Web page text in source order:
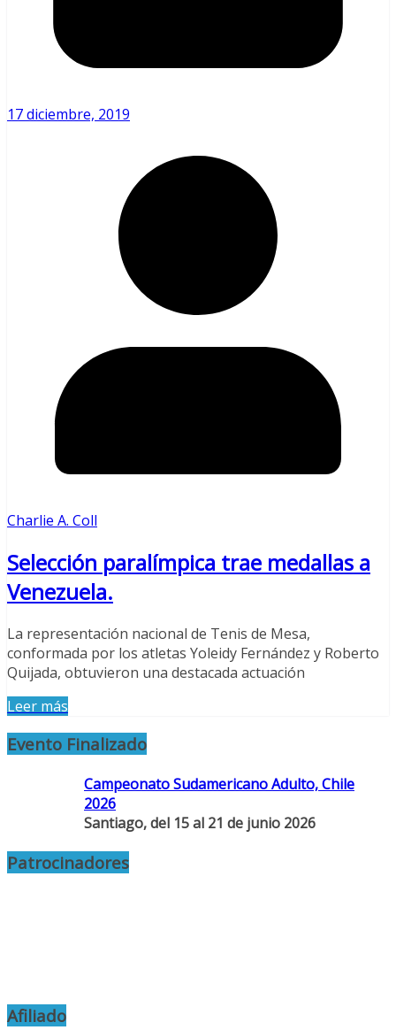
17 diciembre, 2019
Charlie A. Coll
Selección paralímpica trae medallas a
Venezuela.
La representación nacional de Tenis de Mesa,
conformada por los atletas Yoleidy Fernández y Roberto
Quijada, obtuvieron una destacada actuación
Leer más
Evento Finalizado
Campeonato Sudamericano Adulto, Chile
2026
Santiago, del 15 al 21 de junio 2026
Patrocinadores
Afiliado